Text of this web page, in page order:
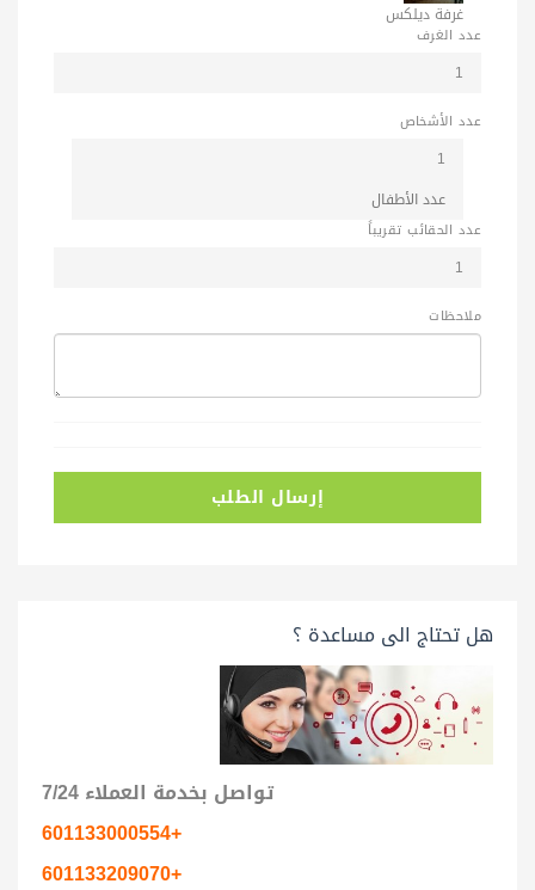
غرفة ديلكس
عدد الغرف
عدد الأشخاص
عدد الحقائب تقريباً
ملاحظات
إرسال الطلب
هل تحتاج الى مساعدة ؟
تواصل بخدمة العملاء 7/24